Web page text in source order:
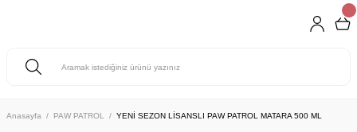
Anasayfa PAW PATROL YENİ SEZON LİSANSLI PAW PATROL MATARA 500 ML